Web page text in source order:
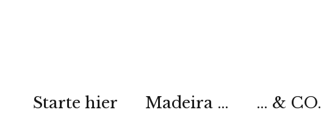
Starte hier Madeira … … & CO.